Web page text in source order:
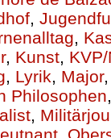
,
,
, Kunst, KVP/
, Lyrik, Major
Philosophen
,